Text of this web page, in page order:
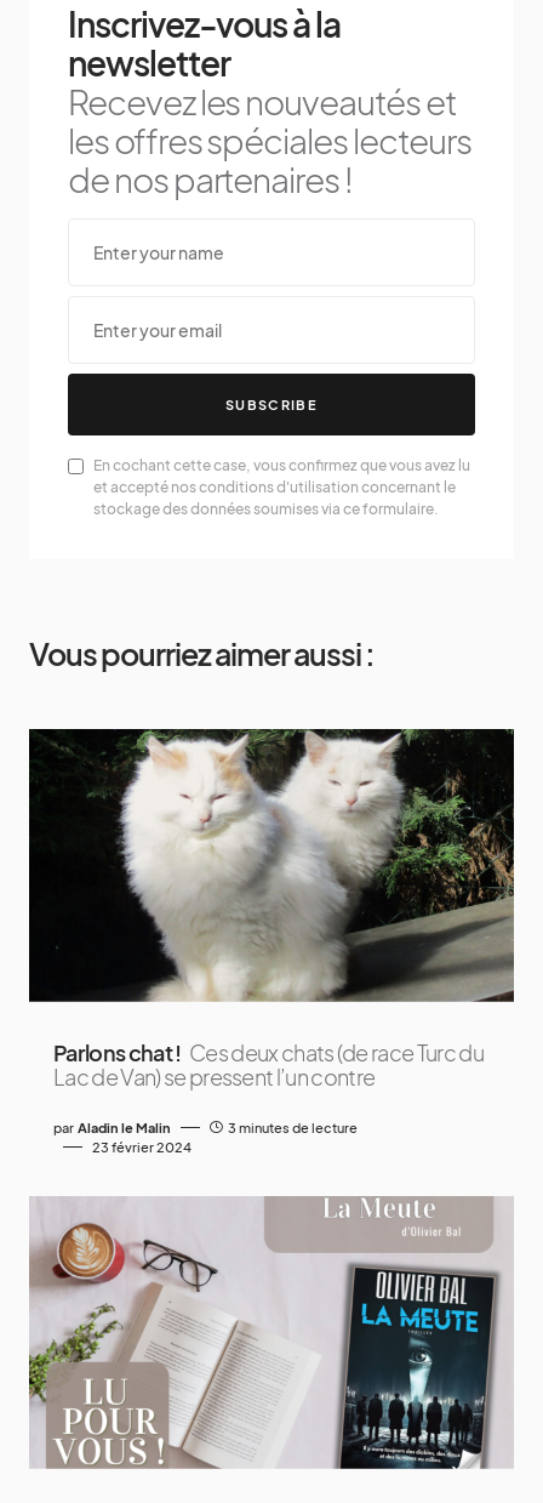
Inscrivez-vous à la
newsletter
Recevez les nouveautés et
les offres spéciales lecteurs
de nos partenaires !
SUBSCRIBE
En cochant cette case, vous confirmez que vous avez lu
et accepté nos conditions d'utilisation concernant le
stockage des données soumises via ce formulaire.
Vous pourriez aimer aussi :
Parlons chat ! Ces deux chats (de race Turc du
Lac de Van) se pressent l’un contre
par Aladin le Malin
3 minutes de lecture
23 février 2024